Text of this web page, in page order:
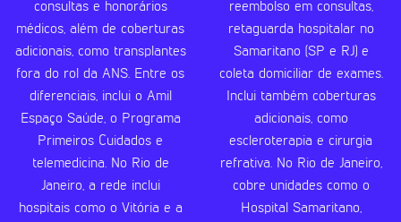
consultas e honorários
médicos, além de coberturas
adicionais, como transplantes
fora do rol da ANS. Entre os
diferenciais, inclui o Amil
Espaço Saúde, o Programa
Primeiros Cuidados e
telemedicina. No Rio de
Janeiro, a rede inclui
hospitais como o Vitória e a
reembolso em consultas,
retaguarda hospitalar no
Samaritano (SP e RJ) e
coleta domiciliar de exames.
Inclui também coberturas
adicionais, como
escleroterapia e cirurgia
refrativa. No Rio de Janeiro,
cobre unidades como o
Hospital Samaritano,